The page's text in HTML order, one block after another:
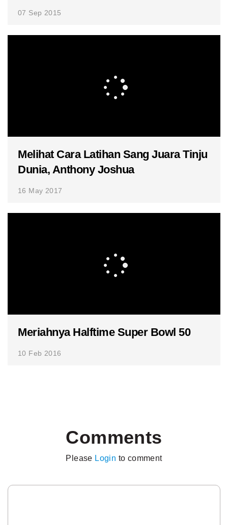
07 Sep 2015
Melihat Cara Latihan Sang Juara Tinju
Dunia, Anthony Joshua
16 May 2017
Meriahnya Halftime Super Bowl 50
10 Feb 2016
Comments
Please Login to comment